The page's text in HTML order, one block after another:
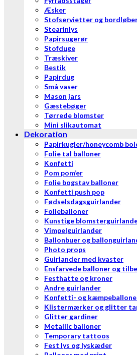
Æsker
Stofservietter og
Stearinlys
Papirsugerør
Stofduge
Træskiver
Bestik
Papirdug
Små vaser
Mason jars
Gæstebøger
Tørrede blomster
Mini slikautomat
Dekoration
Papirkugler/honeycomb
Folie tal balloner
Konfetti
Pom pom’er
Folie bogstav balloner
Konfetti push pop
Fødselsdagsguirlander
Folieballoner
Kunstige
Vimpelguirlander
Ballonbuer og
Photo props
Guirlander med kvaster
Ensfarvede balloner og
Festhatte og kroner
Andre guirlander
Konfetti- og
Klistermærker og glitter
Glitter gardiner
Metallic balloner
Temporary tattoos
Fest lys og lyskæder